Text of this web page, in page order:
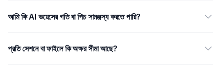
আমি কি AI ভয়েসের গতি বা পিচ সামঞ্জস্য করতে পারি?
প্রতি সেশনে বা ফাইলে কি অক্ষর সীমা আছে?